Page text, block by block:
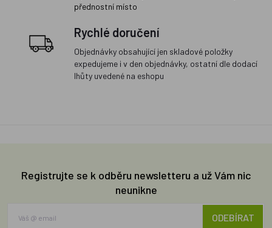
přednostní místo
Rychlé doručení
Objednávky obsahující jen skladové položky
expedujeme i v den objednávky, ostatní dle dodací
lhůty uvedené na eshopu
Registrujte se k odběru newsletteru a už Vám nic
neunikne
ODEBÍRAT